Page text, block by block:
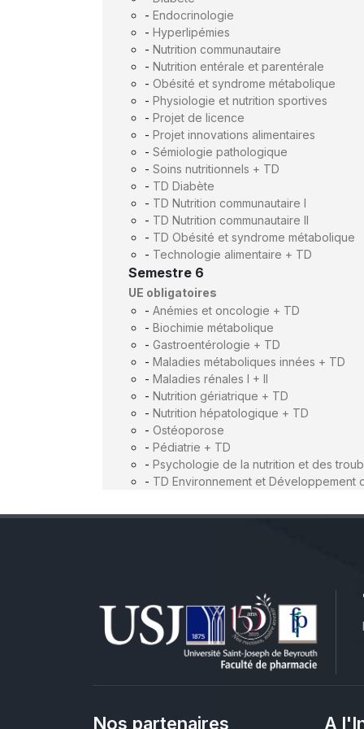
- Endocrinologie
- Hyperlipémies
- Nutrition communautaire
- Nutrition entérale et parentérale
- Obésité et syndrome métabolique
- Physiologie et nutrition sportives
- Projet de licence
- Projet innovations alimentaires
- Sémiologie pathologique
- Soins nutritionnels + TD
- TD Diabète
- TD Nutrition communautaire I
- TD Nutrition communautaire II
- TD Obésité et syndrome métabolique
- Technologie alimentaire + TD
Semestre 6
UE obligatoires
- Anémies et oncologie + TD
- Biochimie métabolique
- Gastroentérologie + TD
- Maladies métaboliques innées + TD
- Maladies rénales I + II
- Nutrition gériatrique + TD
- Nutrition hépatologique + TD
- Ostéoporose
- Pédiatrie + TD
- Psychologie de la nutrition et des
- TD Environnement et Développement
Nos partenaires A